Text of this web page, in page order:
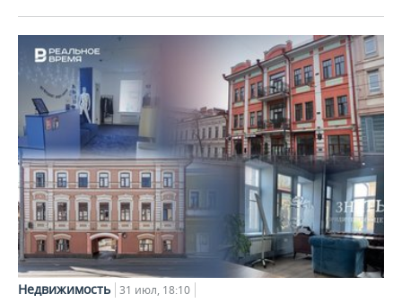
Недвижимость 31 июл, 18:10